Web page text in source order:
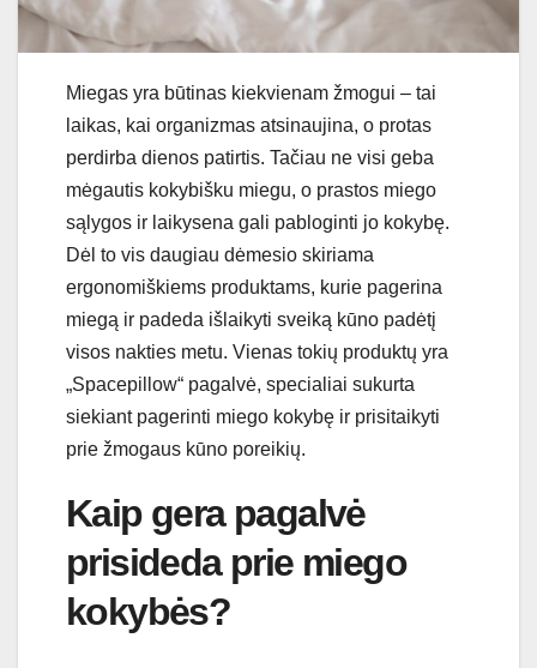
Miegas yra būtinas kiekvienam žmogui – tai
laikas, kai organizmas atsinaujina, o protas
perdirba dienos patirtis. Tačiau ne visi geba
mėgautis kokybišku miegu, o prastos miego
sąlygos ir laikysena gali pabloginti jo kokybę.
Dėl to vis daugiau dėmesio skiriama
ergonomiškiems produktams, kurie pagerina
miegą ir padeda išlaikyti sveiką kūno padėtį
visos nakties metu. Vienas tokių produktų yra
„Spacepillow“ pagalvė, specialiai sukurta
siekiant pagerinti miego kokybę ir prisitaikyti
prie žmogaus kūno poreikių.
Kaip gera pagalvė
prisideda prie miego
kokybės?